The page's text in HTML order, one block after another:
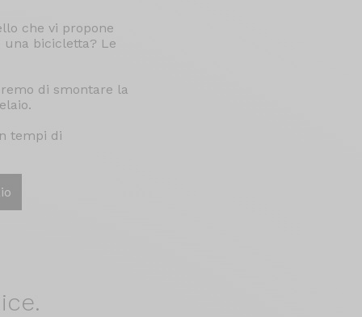
che vi propone
bicicletta? Le
di smontare la
tempi di